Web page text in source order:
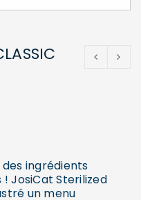
ingrédients
JosiCat Sterilized
un menu